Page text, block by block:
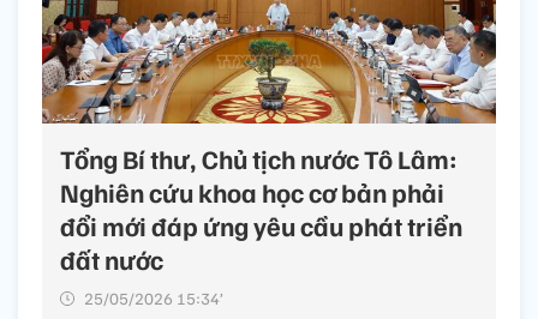
Tổng Bí thư, Chủ tịch nước Tô Lâm:
Nghiên cứu khoa học cơ bản phải
đổi mới đáp ứng yêu cầu phát triển
đất nước
25/05/2026 15:34’